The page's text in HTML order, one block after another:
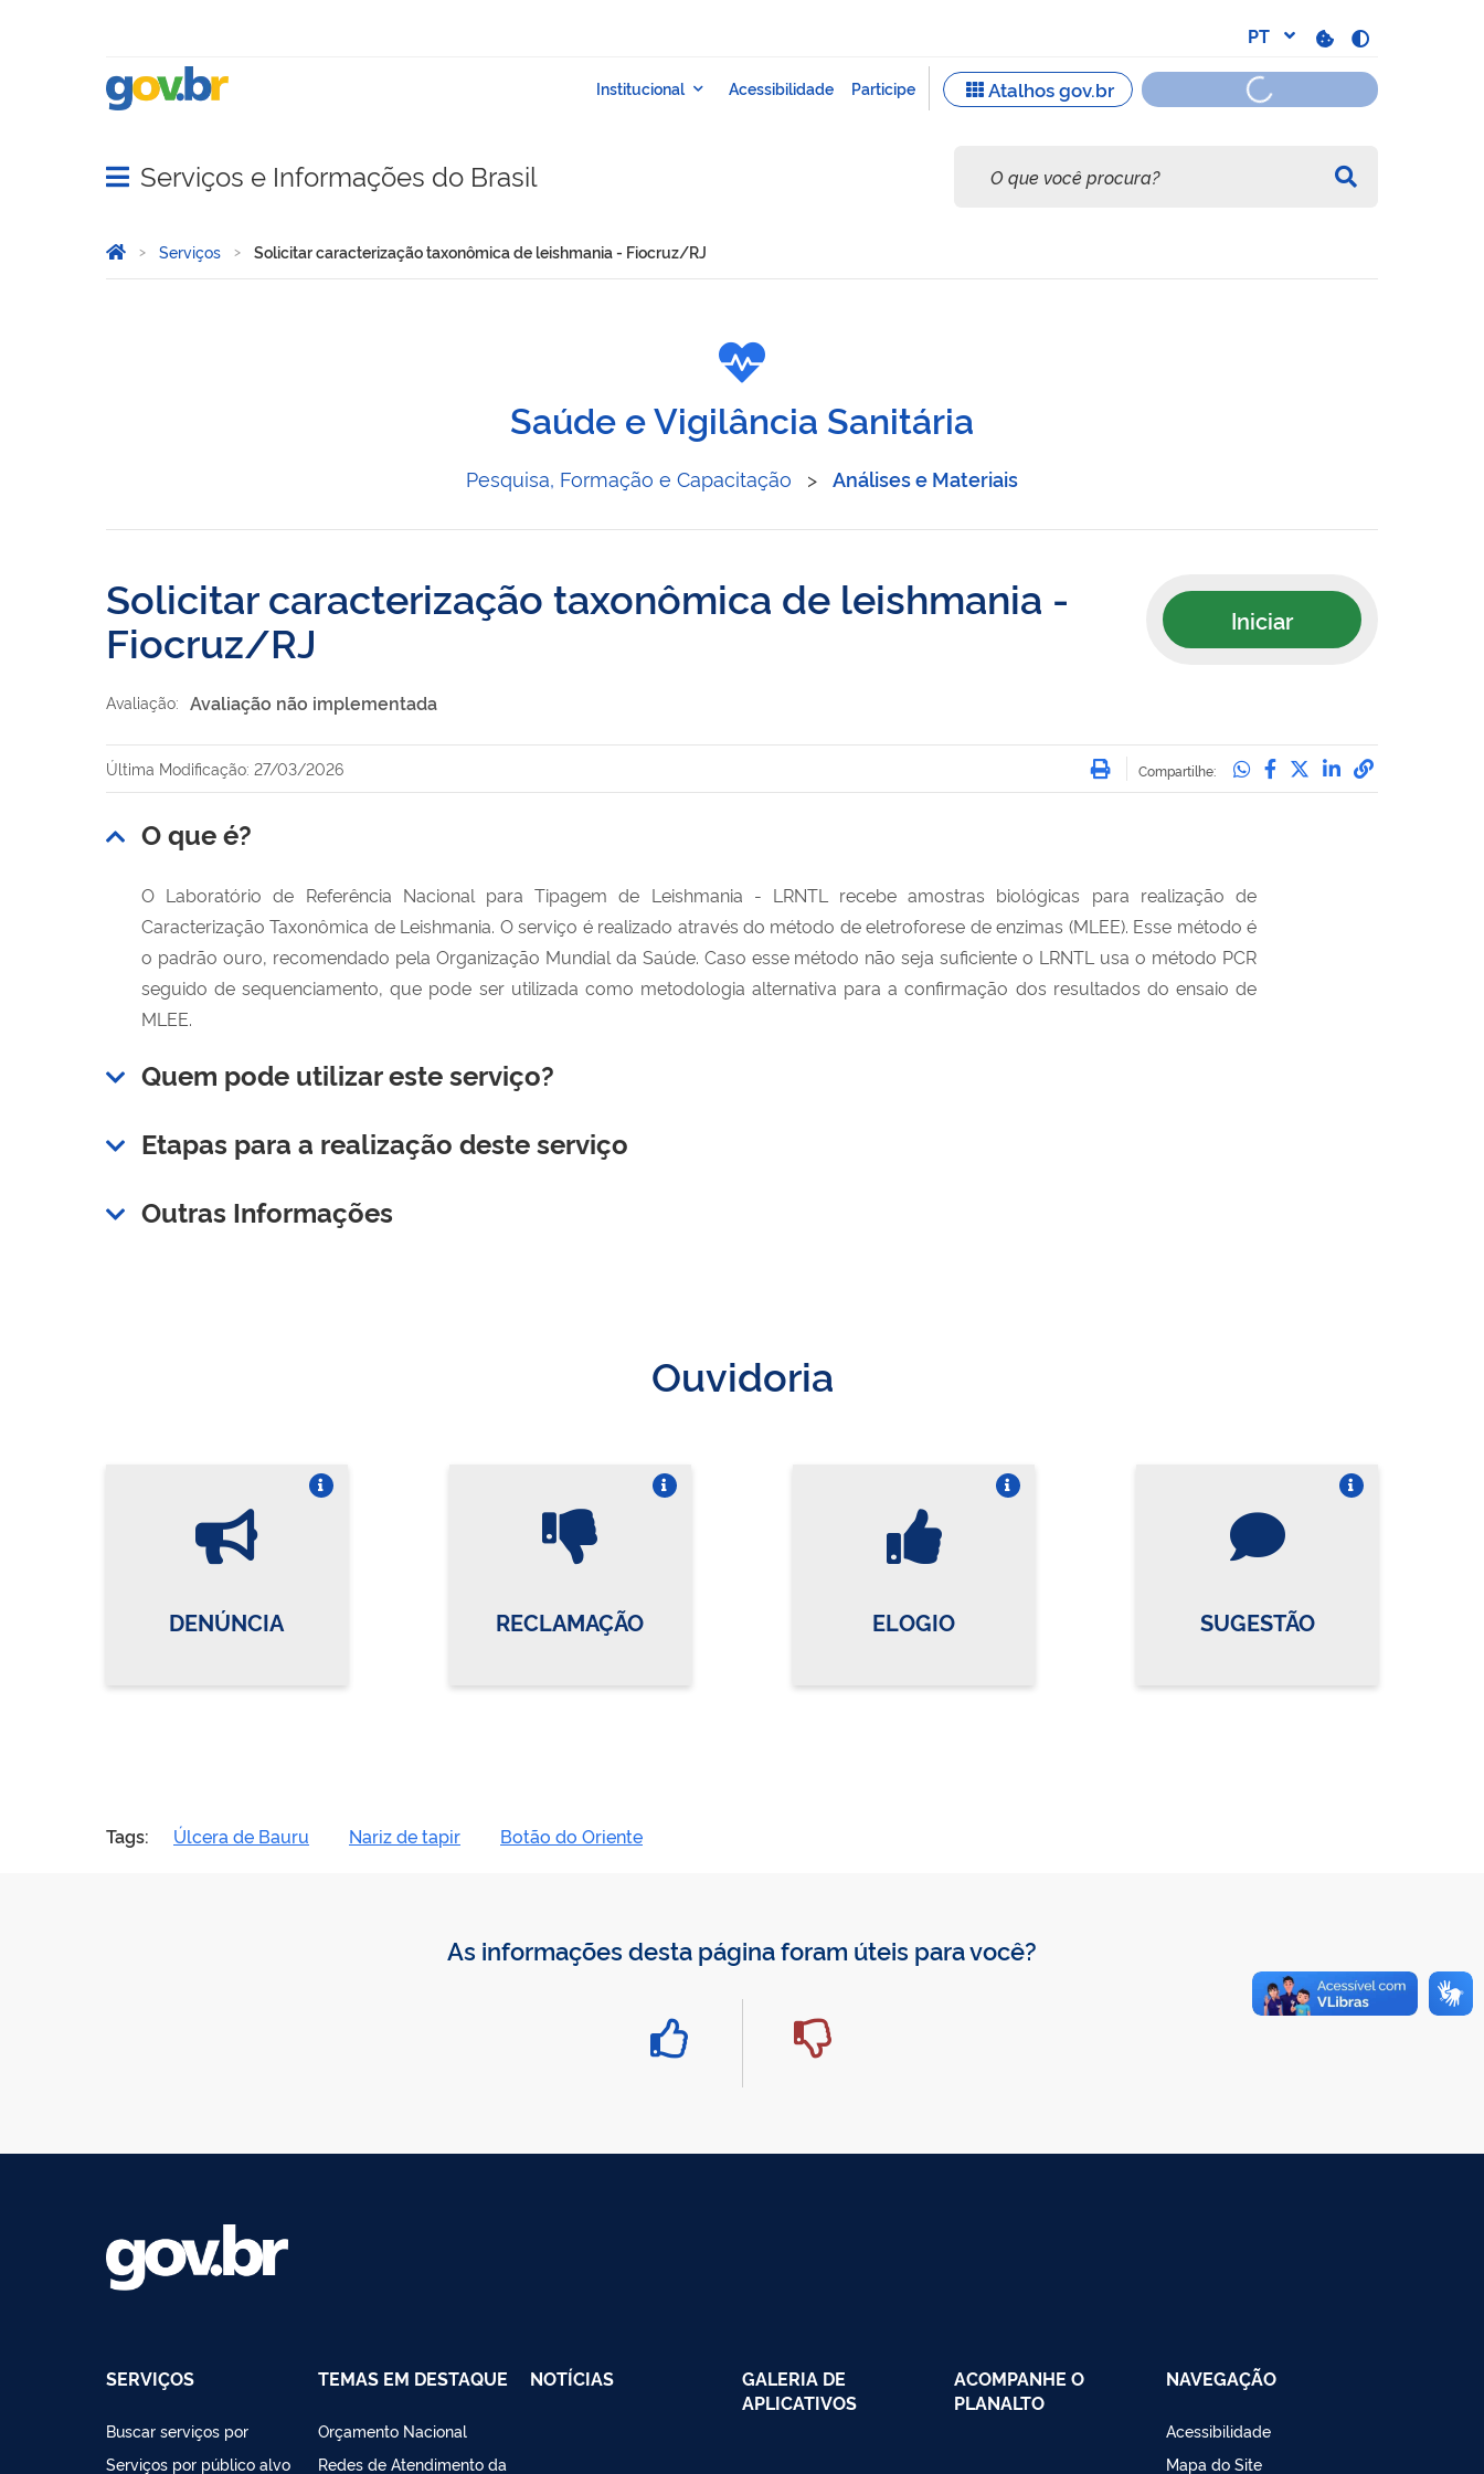
Abrir menu principal de navegação
Serviços e Informações do Brasil
Você está aqui:
Página Inicial
Serviços Solicitar caracterização taxonômica de leishmania - Fiocruz/RJ
Saúde e Vigilância Sanitária
Pesquisa, Formação e Capacitação > Análises e Materiais
Solicitar caracterização taxonômica de leishmania -
Fiocruz/RJ
Iniciar
Avaliação: Avaliação não implementada
Imprimir
Compartilhe: Compartilhe no
Compartilhe no
Compartilhe no
Compartilhe
Última Modificação: 27/03/2026
O que é?
O Laboratório de Referência Nacional para Tipagem de Leishmania - LRNTL recebe amostras biológicas para realização de
Caracterização Taxonômica de Leishmania. O serviço é realizado através do método de eletroforese de enzimas (MLEE). Esse método é
o padrão ouro, recomendado pela Organização Mundial da Saúde. Caso esse método não seja suficiente o LRNTL usa o método PCR
seguido de sequenciamento, que pode ser utilizada como metodologia alternativa para a confirmação dos resultados do ensaio de
MLEE.
Quem pode utilizar este serviço?
Etapas para a realização deste serviço
Outras Informações
Ouvidoria
DENÚNCIA RECLAMAÇÃO ELOGIO SUGESTÃO
Tags: Úlcera de Bauru Nariz de tapir Botão do Oriente
As informações desta página foram úteis para você?
SERVIÇOS
Buscar serviços por
Serviços por público alvo
TEMAS EM DESTAQUE
Orçamento Nacional
Redes de Atendimento da
NOTÍCIAS
GALERIA DE
APLICATIVOS
ACOMPANHE O
PLANALTO
NAVEGAÇÃO
Acessibilidade
Mapa do Site